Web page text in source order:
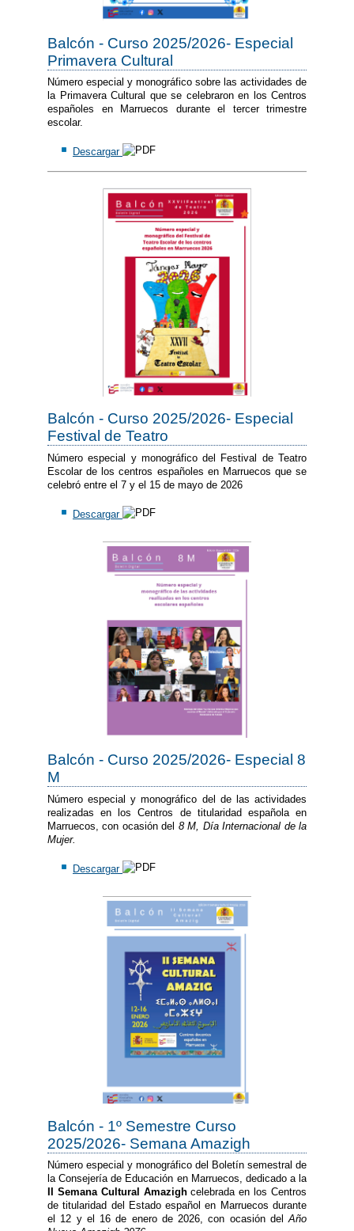
Balcón - Curso 2025/2026- Especial
Primavera Cultural
Número especial y monográfico sobre las actividades de
la Primavera Cultural que se celebraron en los Centros
españoles en Marruecos durante el tercer trimestre
escolar.
Descargar
Balcón - Curso 2025/2026- Especial
Festival de Teatro
Número especial y monográfico del Festival de Teatro
Escolar de los centros españoles en Marruecos que se
celebró entre el 7 y el 15 de mayo de 2026
Descargar
Balcón - Curso 2025/2026- Especial 8
M
Número especial y monográfico del de las actividades
realizadas en los Centros de titularidad española en
Marruecos, con ocasión del 8 M, Día Internacional de la
Mujer.
Descargar
Balcón - 1º Semestre Curso
2025/2026- Semana Amazigh
Número especial y monográfico del Boletín semestral de
la Consejería de Educación en Marruecos, dedicado a la
II Semana Cultural Amazighcelebrada en los Centros
de titularidad del Estado español en Marruecos durante
el 12 y el 16 de enero de 2026, con ocasión delAño